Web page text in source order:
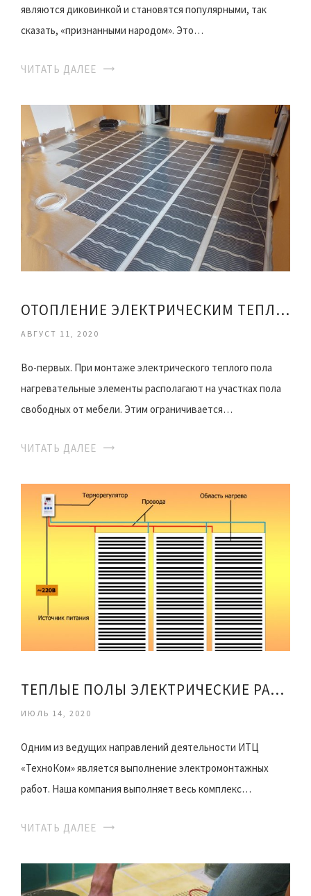
являются диковинкой и становятся популярными, так
сказать, «признанными народом». Это…
ЧИТАТЬ ДАЛЕЕ
ОТОПЛЕНИЕ ЭЛЕКТРИЧЕСКИМ ТЕПЛЫМ ПОЛОМ
АВГУСТ 11, 2020
Во-первых. При монтаже электрического теплого пола
нагревательные элементы располагают на участках пола
свободных от мебели. Этим ограничивается…
ЧИТАТЬ ДАЛЕЕ
ТЕПЛЫЕ ПОЛЫ ЭЛЕКТРИЧЕСКИЕ РАБОТЫ
ИЮЛЬ 14, 2020
Одним из ведущих направлений деятельности ИТЦ
«ТехноКом» является выполнение электромонтажных
работ. Наша компания выполняет весь комплекс…
ЧИТАТЬ ДАЛЕЕ